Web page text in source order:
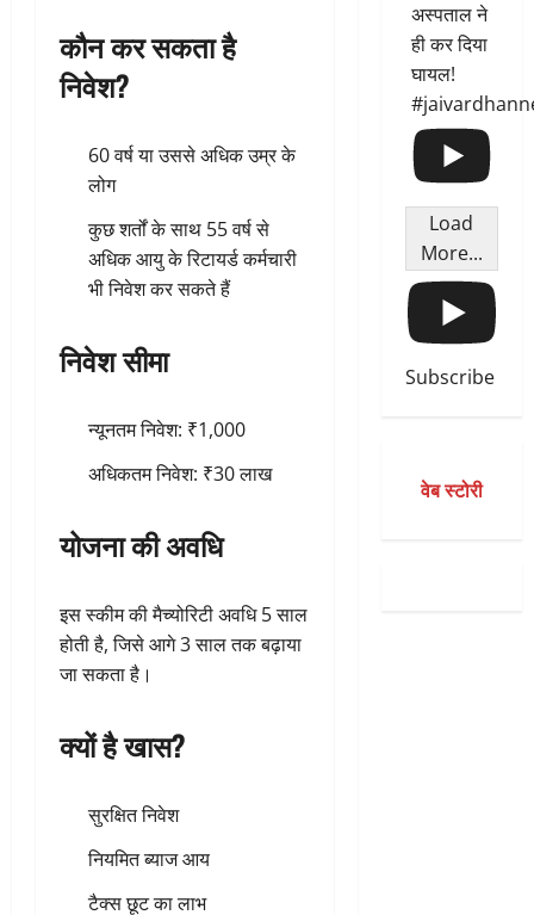
कौन कर सकता है
निवेश?
60 वर्ष या उससे अधिक उम्र के
लोग
कुछ शर्तों के साथ 55 वर्ष से
अधिक आयु के रिटायर्ड कर्मचारी
भी निवेश कर सकते हैं
निवेश सीमा
न्यूनतम निवेश: ₹1,000
अधिकतम निवेश: ₹30 लाख
योजना की अवधि
इस स्कीम की मैच्योरिटी अवधि 5 साल
होती है, जिसे आगे 3 साल तक बढ़ाया
जा सकता है।
क्यों है खास?
सुरक्षित निवेश
नियमित ब्याज आय
टैक्स छूट का लाभ
अस्पताल ने
ही कर दिया
घायल!
Load
More...
Subscribe
वेब स्टोरी